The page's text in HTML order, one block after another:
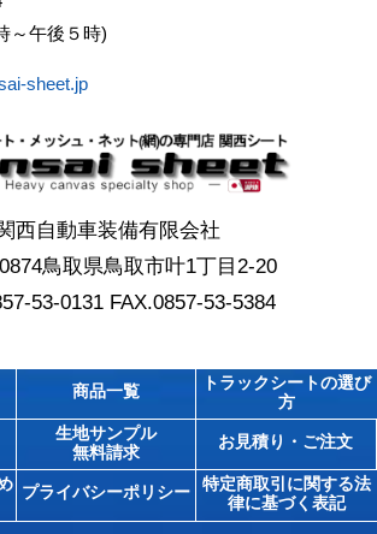
～午後５時)
sheet.jp
西自動車装備有限会社
鳥取県鳥取市叶1丁目2-20
53-0131 FAX.0857-53-5384
商品一覧
トラックシートの選び
方
生地サンプル
無料請求
お見積り・ご注文
プライバシーポリシー
特定商取引に関する法
律に基づく表記